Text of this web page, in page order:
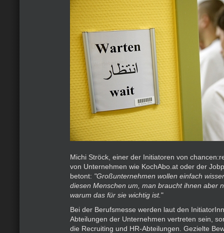
Michi Ströck, einer der Initiatoren von
von Unternehmen wie KochAbo.at oder der
betont: "Großunternehmen wollen einfach
diesen Menschen um, man braucht ihnen aber
warum das für sie wichtig ist."
Bei der Berufsmesse werden laut den
Abteilungen der Unternehmen vertreten sein,
die Recruiting und HR-Abteilungen. Gezielte